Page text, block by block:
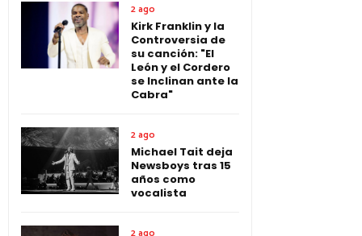
2 ago
Kirk Franklin y la
Controversia de
su canción: "El
León y el Cordero
se Inclinan ante la
Cabra"
2 ago
Michael Tait deja
Newsboys tras 15
años como
vocalista
2 ago